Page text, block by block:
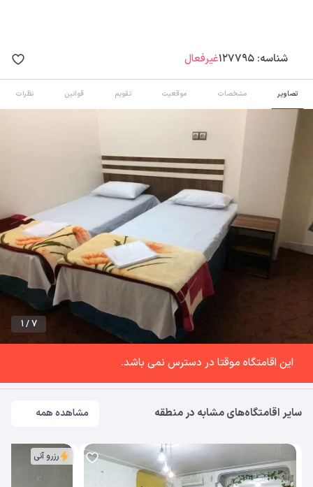
شناسه: 127795غیرفعال
تصاویر مشخصات موقعیت تقویم قوانین نظرات
1 / 7
این اقامتگاه موقتا در دسترس نمی باشد.
سایر اقامتگاه‌های مشابه در منطقه مشاهده همه
رزرو آنی